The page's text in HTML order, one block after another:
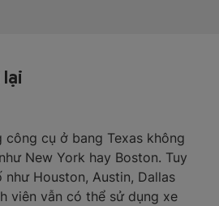
lại
cụ ở bang Texas không
New York hay Boston. Tuy
như Houston, Austin, Dallas
viên vẫn có thể sử dụng xe